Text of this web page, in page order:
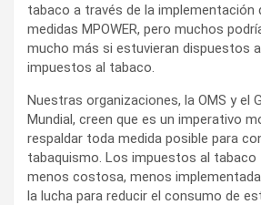
tabaco a través de la implementación
medidas MPOWER, pero muchos
mucho más si estuvieran dispuestos
impuestos al tabaco.
Nuestras organizaciones, la OMS y el
Mundial, creen que es un imperativo
respaldar toda medida posible para
tabaquismo. Los impuestos al tabaco
menos costosa, menos
la lucha para reducir el consumo de